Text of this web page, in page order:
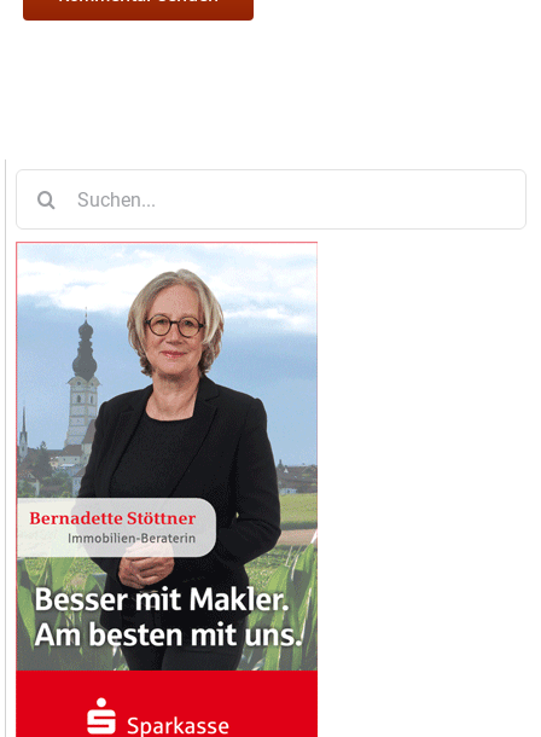
nach: